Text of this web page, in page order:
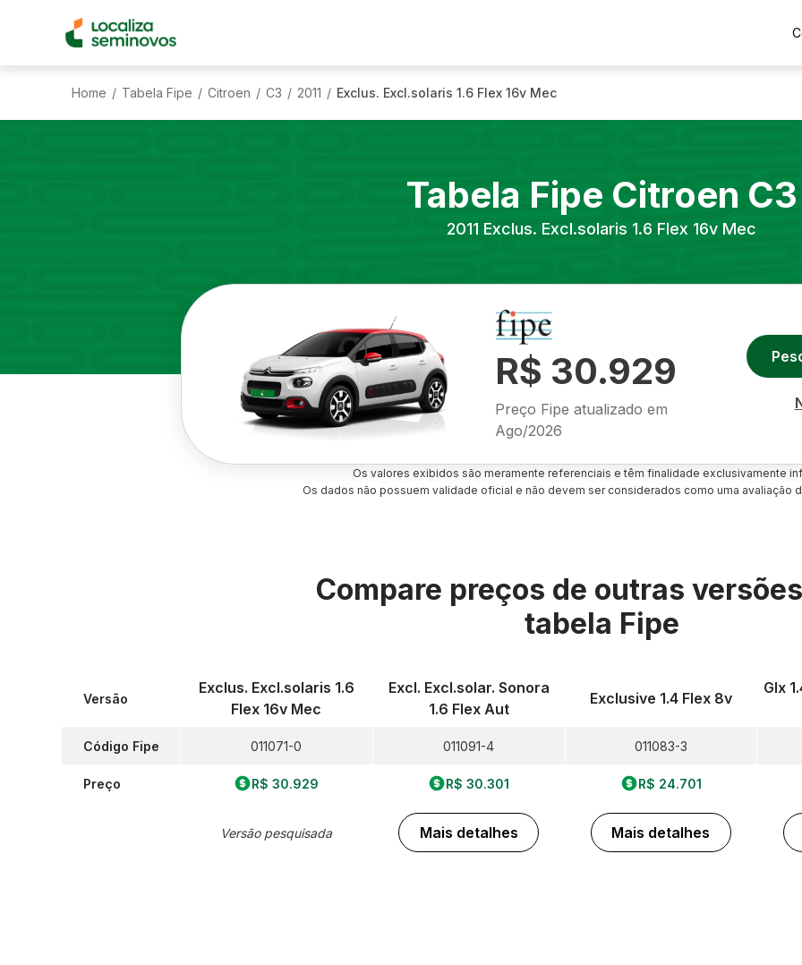
Home / Tabela Fipe / Citroen / C3 / 2011 / Exclus. Excl.solaris 1.6 Flex 16v Mec
Tabela Fipe Citroen C3
2011 Exclus. Excl.solaris 1.6 Flex 16v Mec
R$ 30.929
Preço Fipe atualizado em
Ago/2026
Os valores exibidos são meramente referenciais e têm finalidade exclusivamente
Os dados não possuem validade oficial e não devem ser considerados como uma avaliação
Compare preços de outras
tabela Fipe
Versão
Código Fipe
Preço
Exclus. Excl.solaris 1.6
Flex 16v Mec
011071-0
R$ 30.929
Versão pesquisada
Excl. Excl.solar. Sonora
1.6 Flex Aut
011091-4
R$ 30.301
Mais detalhes
Exclusive 1.4 Flex 8v
011083-3
R$ 24.701
Mais detalhes
Glx